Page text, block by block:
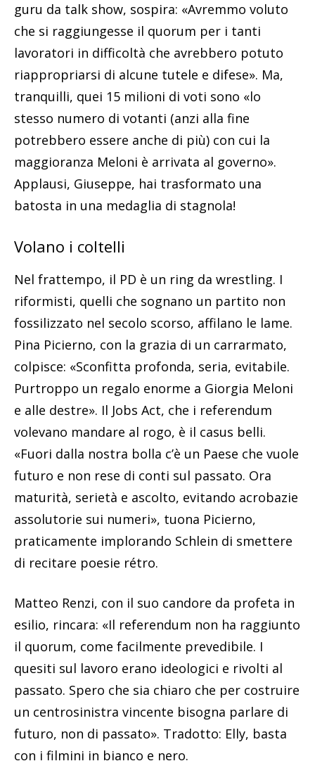
guru da talk show, sospira: «Avremmo voluto
che si raggiungesse il quorum per i tanti
lavoratori in difficoltà che avrebbero potuto
riappropriarsi di alcune tutele e difese». Ma,
tranquilli, quei 15 milioni di voti sono «lo
stesso numero di votanti (anzi alla fine
potrebbero essere anche di più) con cui la
maggioranza Meloni è arrivata al governo».
Applausi, Giuseppe, hai trasformato una
batosta in una medaglia di stagnola!
Volano i coltelli
Nel frattempo, il PD è un ring da wrestling. I
riformisti, quelli che sognano un partito non
fossilizzato nel secolo scorso, affilano le lame.
Pina Picierno, con la grazia di un carrarmato,
colpisce: «Sconfitta profonda, seria, evitabile.
Purtroppo un regalo enorme a Giorgia Meloni
e alle destre». Il Jobs Act, che i referendum
volevano mandare al rogo, è il casus belli.
«Fuori dalla nostra bolla c’è un Paese che vuole
futuro e non rese di conti sul passato. Ora
maturità, serietà e ascolto, evitando acrobazie
assolutorie sui numeri», tuona Picierno,
praticamente implorando Schlein di smettere
di recitare poesie rétro.
Matteo Renzi, con il suo candore da profeta in
esilio, rincara: «Il referendum non ha raggiunto
il quorum, come facilmente prevedibile. I
quesiti sul lavoro erano ideologici e rivolti al
passato. Spero che sia chiaro che per costruire
un centrosinistra vincente bisogna parlare di
futuro, non di passato». Tradotto: Elly, basta
con i filmini in bianco e nero.